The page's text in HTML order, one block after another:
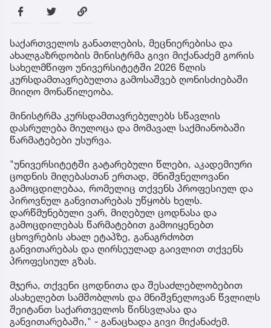
საქართველოს განათლების, მეცნიერებისა და
ახალგაზრდობის მინისტრმა გივი მიქანაძემ გორის
სახელმწიფო უნივერსიტეტში 2026 წლის
კურსდამთავრებულთა გამოსაშვებ ღონისძიებაში
მიიღო მონაწილეობა.
მინისტრმა კურსდამთავრებულებს სწავლის
დასრულება მიულოცა და მომავალ საქმიანობაში
წარმატებები უსურვა.
"უნივერსიტეტში გატარებული წლები, აკადემიური
ცოდნის მიღებასთან ერთად, მნიშვნელოვანი
გამოცდილებაა, რომელიც თქვენს პროფესიულ და
პიროვნულ განვითარებას უწყობს ხელს.
დარწმუნებული ვარ, მიღებულ ცოდნასა და
გამოცდილებას წარმატებით გამოიყენებთ
ცხოვრების ახალ ეტაპზე, განაგრძობთ
განვითარებას და ღირსეულად გაივლით თქვენს
პროფესიულ გზას.
მჯერა, თქვენი ცოდნითა და შესაძლებლობებით
ასახელებთ სამშობლოს და მნიშვნელოვან წვლილს
შეიტანთ საქართველოს წინსვლასა და
განვითარებაში," - განაცხადა გივი მიქანაძემ.